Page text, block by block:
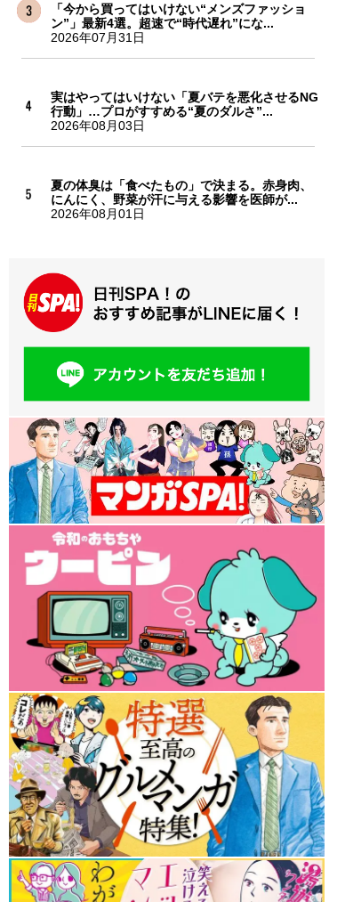
「今から買ってはいけない“メンズファッショ
ン”」最新4選。超速で“時代遅れ”にな...
2026年07月31日
実はやってはいけない「夏バテを悪化させるNG
行動」…プロがすすめる“夏のダルさ”...
2026年08月03日
夏の体臭は「食べたもの」で決まる。赤身肉、
にんにく、野菜が汗に与える影響を医師が...
2026年08月01日